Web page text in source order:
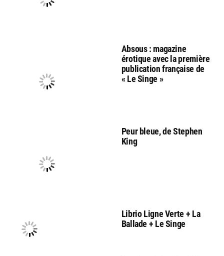
Absous : magazine
érotique avec la première
publication française de
« Le Singe »
Peur bleue, de Stephen
King
Librio Ligne Verte + La
Ballade + Le Singe